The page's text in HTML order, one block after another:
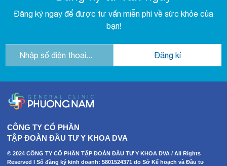
Đăng ký ngay để được tư vấn miễn phí về sức khỏe của
bạn!
CÔNG TY CỔ PHẦN
TẬP ĐOÀN ĐẦU TƯ Y KHOA DVA
© 2024 CÔNG TY CỔ PHẦN TẬP ĐOÀN ĐẦU TƯ Y KHOA DVA / All Rights
Reserved I Số đăng ký kinh doanh: 5801524371 do Sở Kế hoạch và Đầu tư